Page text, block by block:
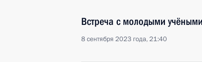
Встреча с молодыми
8 сентября 2023 года, 21:40